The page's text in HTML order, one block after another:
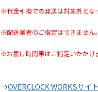
※代金引換での発送は対象外とな
※配送業者のご指定はできません
※お届け時間帯はご指定いただけ
→OVERCLOCK WORKSサイト